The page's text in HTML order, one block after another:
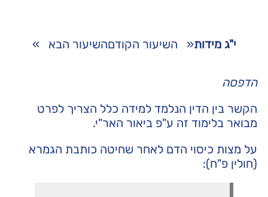
י"ג מידות« השיעור הקודםהשיעור הבא »
הדפסה
הקשר בין הדין הנלמד למידה כלל הצריך לפרט
מבואר בלימוד זה ע"פ ביאור האר"י.
על מצות כיסוי הדם לאחר שחיטה כותבת הגמרא
(חולין פ"ח):